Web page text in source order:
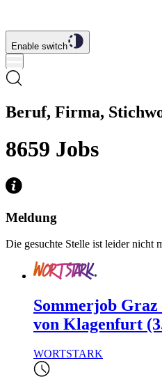
Enable switch
Beruf, Firma,
8659 Jobs
Meldung
Die gesuchte Stelle ist leider nicht
Sommerjob
von Klagenfurt
WORTSTARK